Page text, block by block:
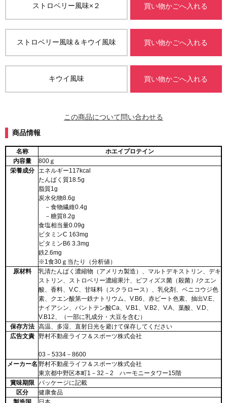
ストロベリー風味×２ 買い物かごへ入れる
ストロベリー風味＆キウイ風味 買い物かごへ入れる
キウイ風味 買い物かごへ入れる
この商品について問い合わせる
商品情報
名称
ホエイプロテイン
内容量
800ｇ
栄養成分
エネルギー117kcal
たんぱく質18.5g
脂質1g
炭水化物8.6g
－食物繊維0.4g
－糖質8.2g
食塩相当量0.09g
ビタミンC 163mg
ビタミンB6 3.3mg
鉄2.6mg
※1食30ｇ当たり（分析値）
原材料
乳清たんぱく濃縮物（アメリカ製造）、マルトデキストリン、デキ
ストリン、ストロベリー濃縮果汁、ビフィズス菌（殺菌）/クエン
酸、香料、V.C、甘味料（スクラロース）、乳化剤、ベニコウジ色
素、クエン酸第一鉄ナトリウム、V.B6、赤ビート色素、抽出V.E、
ナイアシン、パントテン酸Ca、V.B1、V.B2、V.A、葉酸、V.D、
V.B12、（一部に乳成分・大豆を含む）
保存方法
高温、多湿、直射日光を避けて保存してください
広告文責
野村不動産ライフ＆スポーツ株式会社
03－5334－8600
メーカー名 野村不動産ライフ＆スポーツ株式会社
東京都中野区本町1－32－2 ハーモニータワー15階
賞味期限
パッケージに記載
区分
健康食品